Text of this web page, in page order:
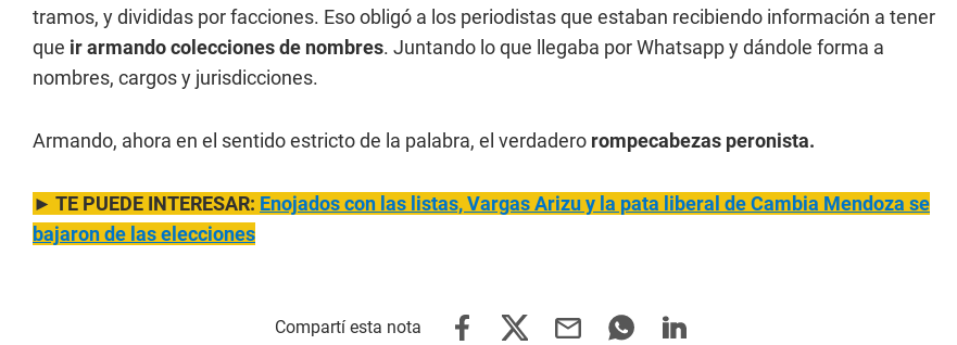
tramos, y divididas por facciones. Eso obligó a los periodistas que estaban recibiendo información a tener
que ir armando colecciones de nombres. Juntando lo que llegaba por Whatsapp y dándole forma a
nombres, cargos y jurisdicciones.
Armando, ahora en el sentido estricto de la palabra, el verdadero rompecabezas peronista.
► TE PUEDE INTERESAR: Enojados con las listas, Vargas Arizu y la pata liberal de Cambia Mendoza se
bajaron de las elecciones